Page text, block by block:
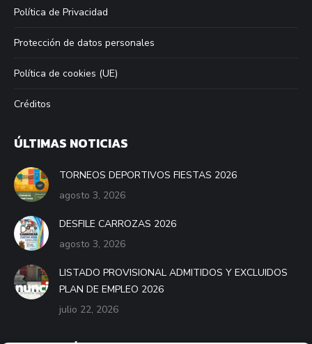
Política de Privacidad
Protección de datos personales
Política de cookies (UE)
Créditos
ÚLTIMAS NOTICIAS
TORNEOS DEPORTIVOS FIESTAS 2026
agosto 3, 2026
DESFILE CARROZAS 2026
agosto 3, 2026
LISTADO PROVISIONAL ADMITIDOS Y EXCLUIDOS
PLAN DE EMPLEO 2026
julio 22, 2026